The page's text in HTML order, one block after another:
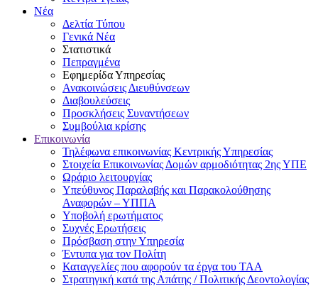
Νέα
Δελτία Τύπου
Γενικά Νέα
Στατιστικά
Πεπραγμένα
Εφημερίδα Υπηρεσίας
Ανακοινώσεις Διευθύνσεων
Διαβουλεύσεις
Προσκλήσεις Συναντήσεων
Συμβούλια κρίσης
Επικοινωνία
Τηλέφωνα επικοινωνίας Κεντρικής Υπηρεσίας
Στοιχεία Επικοινωνίας Δομών αρμοδιότητας 2ης ΥΠΕ
Ωράριο λειτουργίας
Υπεύθυνος Παραλαβής και Παρακολούθησης
Αναφορών – ΥΠΠΑ
Υποβολή ερωτήματος
Συχνές Ερωτήσεις
Πρόσβαση στην Υπηρεσία
Έντυπα για τον Πολίτη
Καταγγελίες που αφορούν τα έργα του ΤΑΑ
Στρατηγική κατά της Απάτης / Πολιτικής Δεοντολογίας